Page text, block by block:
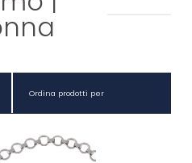
Ordina prodotti per